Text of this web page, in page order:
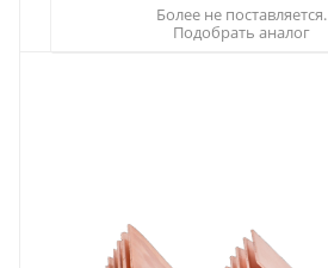
Более не поставляется.
Подобрать аналог